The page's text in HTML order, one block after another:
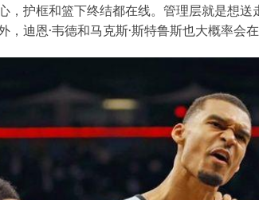
，护框和篮下终结都在线。管理层就是想
，迪恩·韦德和马克斯·斯特鲁斯也大概率会在